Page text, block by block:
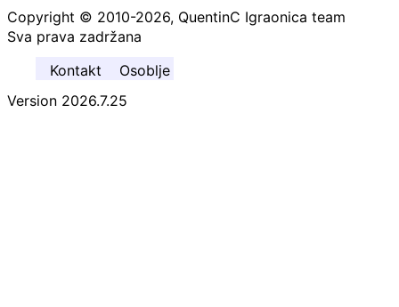
Copyright © 2010-2026, QuentinC Igraonica team
Sva prava zadržana
Kontakt
Osoblje
Version 2026.7.25